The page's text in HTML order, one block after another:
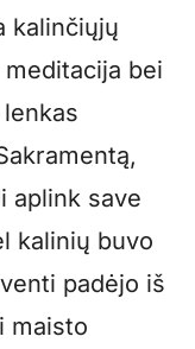
kalinčiųjų
bei
aplink save
kalinių buvo
padėjo iš
maisto